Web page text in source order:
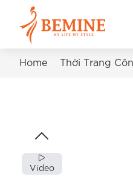
Home Thời Trang
Video